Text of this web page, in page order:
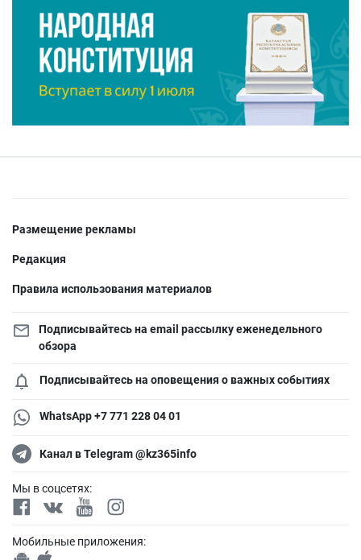
Размещение рекламы
Редакция
Правила использования материалов
Подписывайтесь на email рассылку еженедельного
обзора
Подписывайтесь на оповещения о важных событиях
WhatsApp +7 771 228 04 01
Канал в Telegram @kz365info
Мы в соцсетях:
Мобильные приложения: